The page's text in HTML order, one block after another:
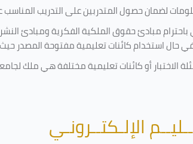
لضمان حصول المتدربين على التدريب المناسب
مبادئ حقوق الملكية الفكرية ومبادئ
حال استخدام كائنات تعليمية مفتوحة المصدر
أو كائنات تعليمية مختلفة هي ملك
الإلـكتــرونـي